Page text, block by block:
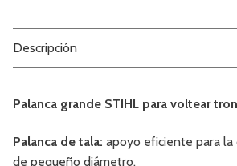
Descripción
Palanca grande STIHL para voltear
Palanca de tala: apoyo eficiente para la
de pequeño diámetro.